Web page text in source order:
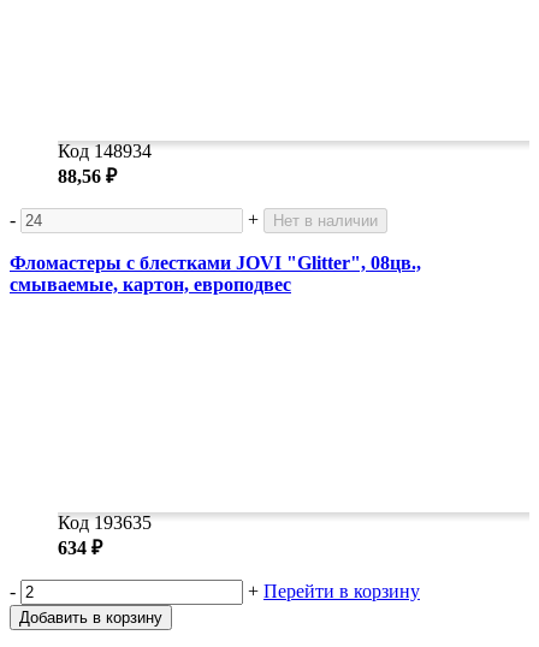
Код 148934
88,56 ₽
- + Нет в наличии
Фломастеры с блестками JOVI "Glitter", 08цв.,
смываемые, картон, европодвес
Код 193635
634 ₽
- + Перейти в корзину
Добавить в корзину